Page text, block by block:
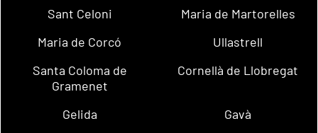
Sant Celoni
Maria de Martorelles
Maria de Corcó
Ullastrell
Santa Coloma de
Gramenet
Cornellà de Llobregat
Gelida
Gavà